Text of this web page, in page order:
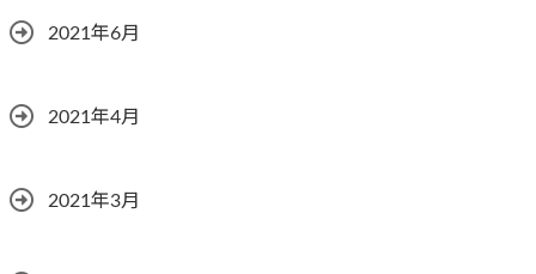
2021年6月
2021年4月
2021年3月